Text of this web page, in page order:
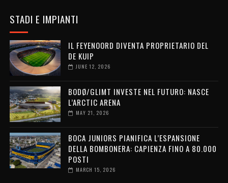
STADI E IMPIANTI
IL FEYENOORD DIVENTA PROPRIETARIO DEL
DE KUIP
JUNE 12, 2026
BODØ/GLIMT INVESTE NEL FUTURO: NASCE
L’ARCTIC ARENA
MAY 21, 2026
BOCA JUNIORS PIANIFICA L’ESPANSIONE
DELLA BOMBONERA: CAPIENZA FINO A 80.000
POSTI
MARCH 15, 2026